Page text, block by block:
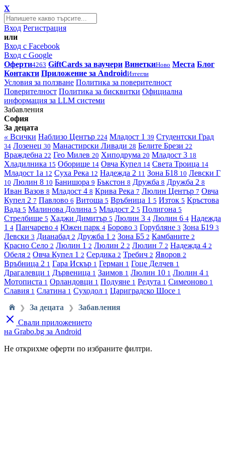
X
Вход Регистрация
или
Вход с Facebook
Вход с Google
Оферти4263 GiftCards за ваучери ВинеткиНово Места Блог
Контакти Приложение за AndroidИзтегли
Условия за ползване Политика за поверителност
Поверителност Политика за бисквитки Официална
информация за LLM системи
Забавления
София
За децата
« Всички Наблизо Център 224 Младост 1 39 Студентски Град
34 Лозенец 30 Манастирски Ливади 28 Белите Брези 22
Враждебна 22 Гео Милев 20 Хиподрума 20 Младост 3 18
Хладилника 15 Оборище 14 Овча Купел 14 Света Троица 14
Младост 1а 12 Суха Река 12 Надежда 2 11 Зона Б18 10 Левски Г
10 Люлин 8 10 Банишора 9 Бъкстон 8 Дружба 8 Дружба 2 8
Иван Вазов 8 Младост 4 8 Крива Река 7 Люлин Център 7 Овча
Купел 2 7 Павлово 6 Витоша 5 Връбница 1 5 Изток 5 Кръстова
Вада 5 Малинова Долина 5 Младост 2 5 Полигона 5
Стрелбище 5 Хаджи Димитър 5 Люлин 3 4 Люлин 6 4 Надежда
1 4 Панчарево 4 Южен парк 4 Борово 3 Горубляне 3 Зона Б19 3
Левски 3 Дианабад 2 Дружба 1 2 Зона Б5 2 Камбаните 2
Красно Село 2 Люлин 1 2 Люлин 2 2 Люлин 7 2 Надежда 4 2
Обеля 2 Овча Купел 1 2 Сердика 2 Требич 2 Яворов 2
Връбница 2 1 Гара Искър 1 Герман 1 Гоце Делчев 1
Драгалевци 1 Дървеница 1 Заимов 1 Люлин 10 1 Люлин 4 1
Мотописта 1 Орландовци 1 Подуяне 1 Редута 1 Симеоново 1
Славия 1 Слатина 1 Суходол 1 Цариградско Шосе 1
❯ За децата ❯
Забавления
Свали приложението
на Grabo.bg за Android
Не открихме оферти по избраните филтри.